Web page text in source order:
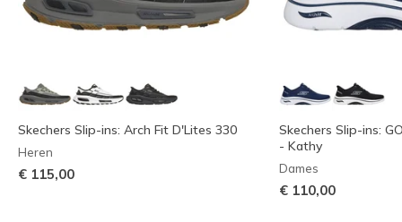
Skechers Slip-ins: Arch Fit D'Lites 330
Heren
€ 115,00
Skechers Slip-ins:
- Kathy
Dames
€ 110,00